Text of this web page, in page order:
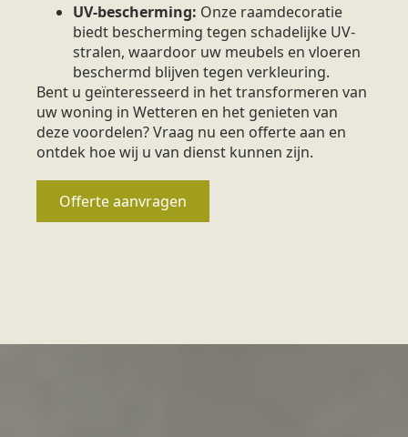
UV-bescherming: Onze raamdecoratie
biedt bescherming tegen schadelijke UV-
stralen, waardoor uw meubels en vloeren
beschermd blijven tegen verkleuring.
Bent u geïnteresseerd in het transformeren van
uw woning in Wetteren en het genieten van
deze voordelen? Vraag nu een offerte aan en
ontdek hoe wij u van dienst kunnen zijn.
Offerte aanvragen